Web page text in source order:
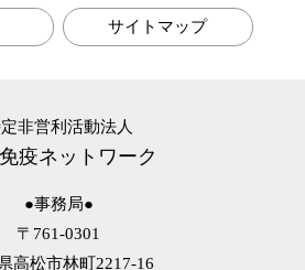
ジの話
サイトマップ
非営利活動法人
疫ネットワーク
●事務局●
〒761-0301
高松市林町2217-16